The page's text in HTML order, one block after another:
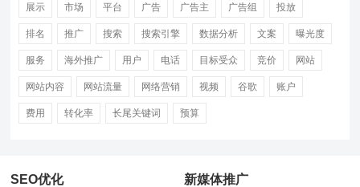
展示 市场 平台 广告 广告主 广告组 投放
排名 推广 搜索 搜索引擎 数据分析 文案 曝光度
服务 海外推广 用户 电话 目标受众 竞价 网站
网站内容 网站流量 网络营销 视频 谷歌 账户
费用 转化率 长尾关键词 预算
SEO优化 新媒体推广